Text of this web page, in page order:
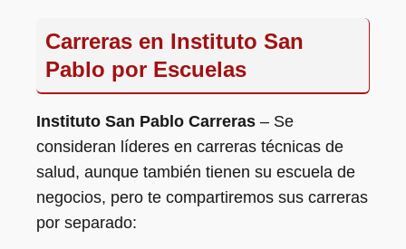
Carreras en Instituto San
Pablo por Escuelas
Instituto San Pablo Carreras – Se
consideran líderes en carreras técnicas de
salud, aunque también tienen su escuela de
negocios, pero te compartiremos sus carreras
por separado: